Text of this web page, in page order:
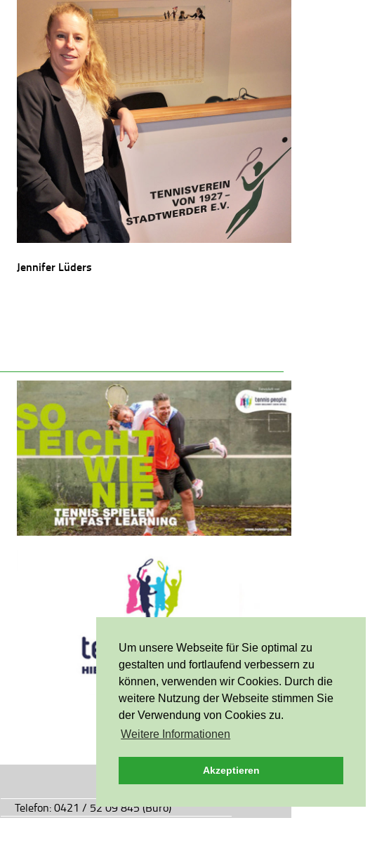
Um unsere Webseite für Sie optimal zu
gestalten und fortlaufend verbessern zu
können, verwenden wir Cookies. Durch die
weitere Nutzung der Webseite stimmen Sie
der Verwendung von Cookies zu.
Weitere Informationen
Akzeptieren
Jennifer Lüders
Telefon: 0421 / 52 09 845 (Büro)